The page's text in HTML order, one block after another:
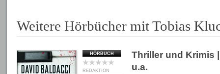
Weitere Hörbücher mit Tobias
HÖRBUCH
REDAKTION
Thriller und Krimis
u.a.